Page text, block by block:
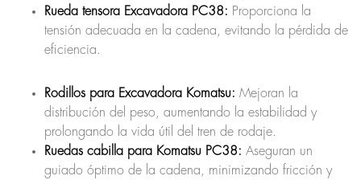
Rueda tensora Excavadora PC38: Proporciona la
tensión adecuada en la cadena, evitando la pérdida de
eficiencia.
Rodillos para Excavadora Komatsu: Mejoran la
distribución del peso, aumentando la estabilidad y
prolongando la vida útil del tren de rodaje.
Ruedas cabilla para Komatsu PC38: Aseguran un
guiado óptimo de la cadena, minimizando fricción y